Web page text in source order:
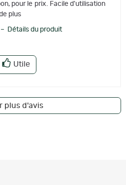
pour le prix. Facile d'utilisation
plus
Détails du produit
Utile
plus d'avis